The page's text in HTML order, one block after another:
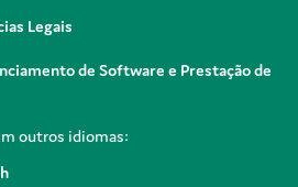
Legais
de Software e Prestação de
outros idiomas: